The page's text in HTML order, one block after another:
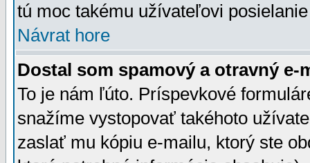
tú moc takému užívateľovi
Návrat hore
Dostal som spamový a otravný e-
To je nám ľúto. Príspevkové
snažíme vystopovať takéhoto
zaslať mu kópiu e-mailu, ktorý ste